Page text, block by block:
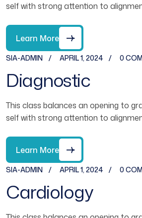
self with strong attention to
Learn More
SIA-ADMIN APRIL 1, 2024 0
Diagnostic
This class balances an opening to
self with strong attention to
Learn More
SIA-ADMIN APRIL 1, 2024 0
Cardiology